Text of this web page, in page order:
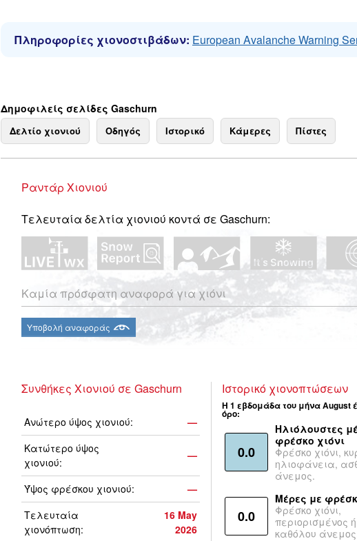
Πληροφορίες χιονοστιβάδων: European Avalanche Warning
Δημοφιλείς σελίδες Gaschurn
Δελτίο χιονιού Οδηγός Ιστορικό Κάμερες Πίστες
Ραντάρ Χιονιού
Τελευταία δελτία χιονιού κοντά σε Gaschurn:
Καμία πρόσφατη αναφορά για χιόνι
Υποβολή αναφοράς
Συνθήκες Χιονιού σε Gaschurn
Ανώτερο ύψος χιονιού:
—
Κατώτερο ύψος
χιονιού:
—
Ύψος φρέσκου χιονιού:
—
Τελευταία
χιονόπτωση:
16 May
2026
Ιστορικό χιονοπτώσεων
Η 1 εβδομάδα του μήνα August
όρο:
0.0
Ηλιόλουστες
φρέσκο χιόνι
Φρέσκο χιόνι,
ηλιοφάνεια,
άνεμος.
0.0
Μέρες με
Φρέσκο χιόνι,
περιορισμένος
καθόλου